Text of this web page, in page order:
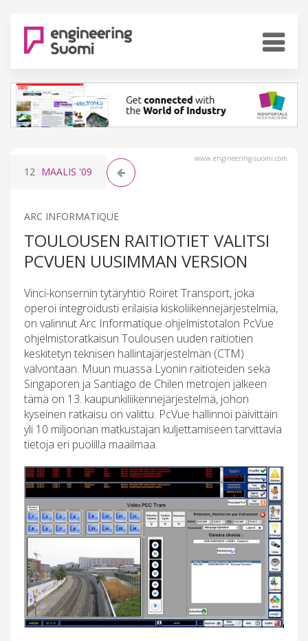
www.engineering-suomi.com
12 MAALIS '09
ARC INFORMATIQUE
TOULOUSEN RAITIOTIET VALITSI
PCVUEN UUSIMMAN VERSION
Vinci-konsernin tytäryhtiö Roiret Transport, joka
operoi integroidusti erilaisia kiskoliikennejärjestelmiä,
on valinnut Arc Informatique ohjelmistotalon PcVue
ohjelmistoratkaisun Toulousen uuden raitiotien
keskitetyn teknisen hallintajärjestelmän (CTM)
valvontaan. Muun muassa Lyonin raitioteiden sekä
Singaporen ja Santiago de Chilen metrojen jälkeen
tämä on 13. kaupunkiliikennejärjestelmä, johon
kyseinen ratkaisu on valittu. PcVue hallinnoi päivittäin
yli 10 miljoonan matkustajan kuljettamiseen tarvittavia
tietoja eri puolilla maailmaa.